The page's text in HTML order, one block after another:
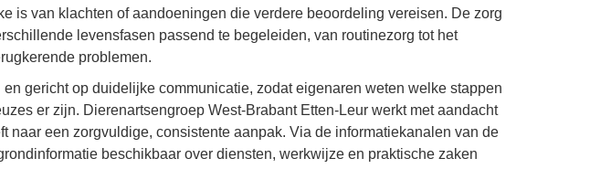
is van klachten of aandoeningen die verdere beoordeling vereisen. De zorg
levensfasen passend te begeleiden, van routinezorg tot het
problemen.
gericht op duidelijke communicatie, zodat eigenaren weten welke stappen
er zijn. Dierenartsengroep West-Brabant Etten-Leur werkt met aandacht
naar een zorgvuldige, consistente aanpak. Via de informatiekanalen van de
beschikbaar over diensten, werkwijze en praktische zaken